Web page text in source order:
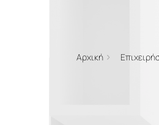
Αρχική